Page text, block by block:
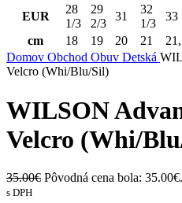
EUR
28
1/3
29
2/3
31
32
1/3
33
cm
18 19 20 21
Domov Obchod Obuv Detská
Velcro (Whi/Blu/Sil)
WILSON
Velcro (Whi/
35.00€ Pôvodná cena bola: 35.00€.
s DPH